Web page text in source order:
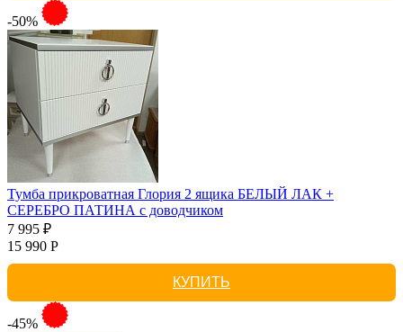
-50%
Тумба прикроватная Глория 2 ящика БЕЛЫЙ ЛАК +
СЕРЕБРО ПАТИНА с доводчиком
7 995 ₽
15 990 Р
КУПИТЬ
-45%